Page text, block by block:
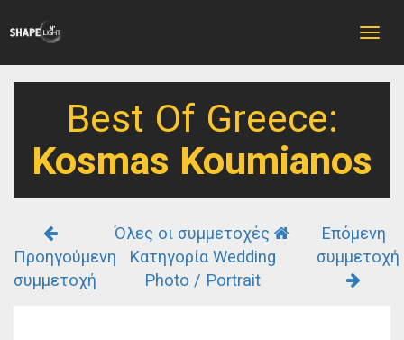
Toggle
Best Of Greece:
Kosmas Koumianos
Προηγούμενη
συμμετοχή
Όλες οι συμμετοχές
Κατηγορία Wedding
Photo / Portrait
Επόμενη
συμμετοχή